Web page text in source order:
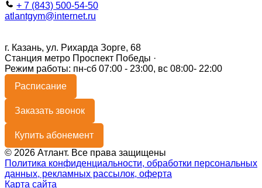
+ 7 (843) 500-54-50
atlantgym@internet.ru
г. Казань, ул. Рихарда Зорге, 68
Станция метро Проспект Победы ·
Режим работы: пн-сб 07:00 - 23:00, вс 08:00- 22:00
Расписание
Заказать звонок
Купить абонемент
© 2026 Атлант. Все права защищены
Политика конфиденциальности, обработки персональных
данных, рекламных рассылок, оферта
Карта сайта